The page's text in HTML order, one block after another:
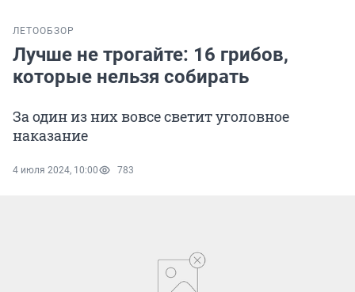
ЛЕТООБЗОР
Лучше не трогайте: 16 грибов,
которые нельзя собирать
За один из них вовсе светит уголовное
наказание
4 июля 2024, 10:00 783